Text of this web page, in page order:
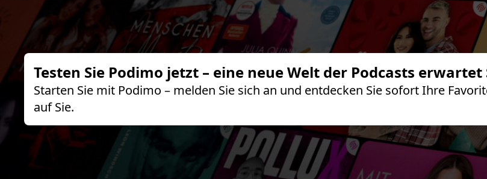
Testen Sie Podimo jetzt – eine neue Welt der Podcasts erwartet
Starten Sie mit Podimo – melden Sie sich an und entdecken Sie sofort Ihre
auf Sie.